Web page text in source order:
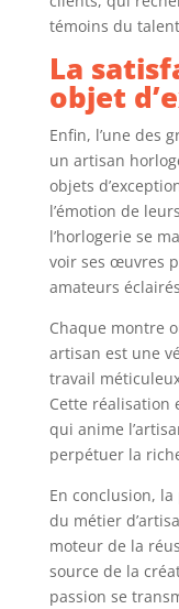
témoins du
La
objet
Enfin, l’une des
un artisan
objets
l’émotion de
l’horlogerie se
voir ses œuvres
amateurs
Chaque montre
artisan est une
travail
Cette réalisation
qui anime
perpétuer la
En conclusion,
du métier
moteur de la
source de la
passion se